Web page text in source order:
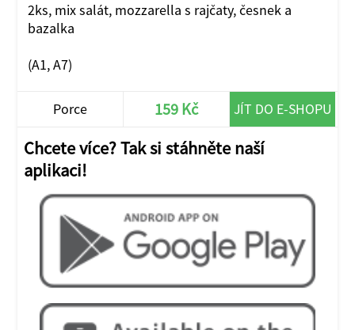
2ks, mix salát, mozzarella s rajčaty, česnek a
bazalka
(A1, A7)
Porce 159 Kč JÍT DO E-SHOPU
Chcete více? Tak si stáhněte naší
aplikaci!